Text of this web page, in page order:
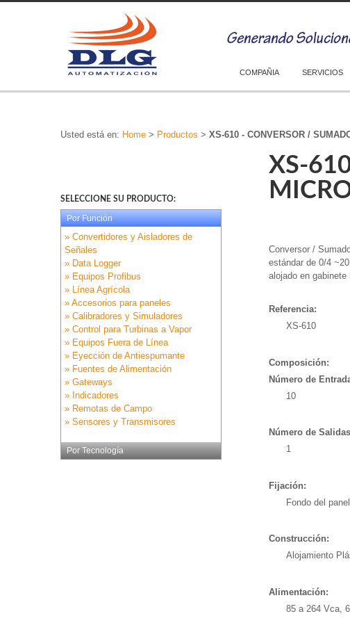
COMPAÑIA SERVICIOS
Usted está en: Home > Productos > XS-610 - CONVERSOR /
SELECCIONE SU PRODUCTO:
Por Función
» Convertidores y Aisladores de
Señales
» Data Logger
» Equipos Profibus
» Línea Agrícola
» Accesorios para paneles
» Calibradores y Simuladores
» Control para Turbinas a Vapor
» Equipos Fuera de Línea
» Eyección de Antiespumante
» Fuentes de Alimentación
» Gateways
» Indicadores
» Remotas de Campo
» Sensores y Transmisores
Por Tecnología
XS-
Conversor /
estándar de 0/4
alojado en gabinete
Referencia:
XS-610
Composición:
Número de
10
Número de
1
Fijación:
Fondo del panel
Construcción:
Alojamiento
Alimentación:
85 a 264 Vca,